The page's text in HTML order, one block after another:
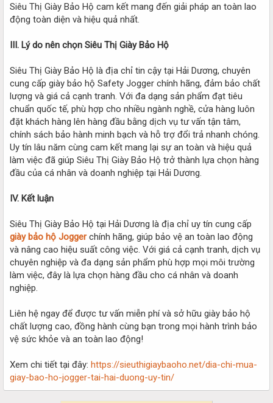
Siêu Thị Giày Bảo Hộ cam kết mang đến giải pháp an toàn lao
động toàn diện và hiệu quả nhất.
III. Lý do nên chọn Siêu Thị Giày Bảo Hộ
Siêu Thị Giày Bảo Hộ là địa chỉ tin cậy tại Hải Dương, chuyên
cung cấp giày bảo hộ Safety Jogger chính hãng, đảm bảo chất
lượng và giá cả cạnh tranh. Với đa dạng sản phẩm đạt tiêu
chuẩn quốc tế, phù hợp cho nhiều ngành nghề, cửa hàng luôn
đặt khách hàng lên hàng đầu bằng dịch vụ tư vấn tận tâm,
chính sách bảo hành minh bạch và hỗ trợ đổi trả nhanh chóng.
Uy tín lâu năm cùng cam kết mang lại sự an toàn và hiệu quả
làm việc đã giúp Siêu Thị Giày Bảo Hộ trở thành lựa chọn hàng
đầu của cá nhân và doanh nghiệp tại Hải Dương.
IV. Kết luận
Siêu Thị Giày Bảo Hộ tại Hải Dương là địa chỉ uy tín cung cấp
giày bảo hộ Joggerchính hãng, giúp bảo vệ an toàn lao động
và nâng cao hiệu suất công việc. Với giá cả cạnh tranh, dịch vụ
chuyên nghiệp và đa dạng sản phẩm phù hợp mọi môi trường
làm việc, đây là lựa chọn hàng đầu cho cá nhân và doanh
nghiệp.
Liên hệ ngay để được tư vấn miễn phí và sở hữu giày bảo hộ
chất lượng cao, đồng hành cùng bạn trong mọi hành trình bảo
vệ sức khỏe và an toàn lao động!
Xem chi tiết tại đây: https://sieuthigiaybaoho.net/dia-chi-mua-
giay-bao-ho-jogger-tai-hai-duong-uy-tin/